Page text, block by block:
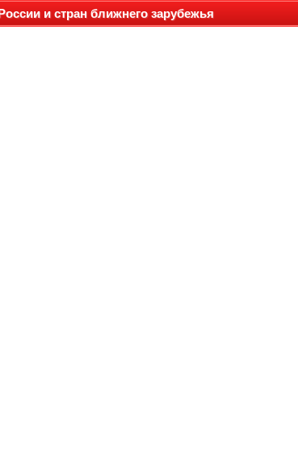
и стран ближнего зарубежья